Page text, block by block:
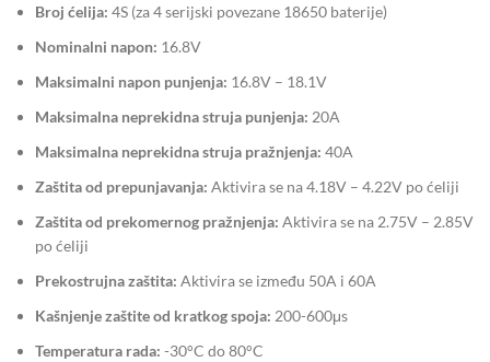
Broj ćelija: 4S (za 4 serijski povezane 18650 baterije)
Nominalni napon: 16.8V
Maksimalni napon punjenja: 16.8V – 18.1V
Maksimalna neprekidna struja punjenja: 20A
Maksimalna neprekidna struja pražnjenja: 40A
Zaštita od prepunjavanja: Aktivira se na 4.18V – 4.22V po ćeliji
Zaštita od prekomernog pražnjenja: Aktivira se na 2.75V – 2.85V
po ćeliji
Prekostrujna zaštita: Aktivira se između 50A i 60A
Kašnjenje zaštite od kratkog spoja: 200-600μs
Temperatura rada: -30°C do 80°C